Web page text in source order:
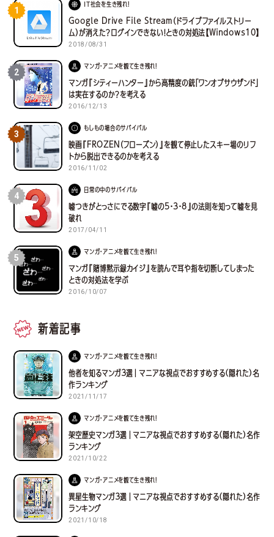
1
IT社会を生き残れ！
Google Drive File Stream（ドライブファイルストリー
ム）が消えた？ログインできない！ときの対処法【Windows10】
2018/08/31
2
マンガ・アニメを観て生き残れ！
マンガ『シティーハンター』から高精度の銃「ワンオブサウザンド」
は実在するのか？を考える
2016/12/13
3
もしもの場合のサバイバル
映画『FROZEN（フローズン）』を観て停止したスキー場のリフ
トから脱出できるのかを考える
2016/11/02
4
日常の中のサバイバル
嘘つきがとっさにでる数字『嘘の5・3・8』の法則を知って嘘を見
破れ
2017/04/11
5
マンガ・アニメを観て生き残れ！
マンガ『賭博黙示録カイジ』を読んで耳や指を切断してしまった
ときの対処法を学ぶ
2016/10/07
新着記事
マンガ・アニメを観て生き残れ！
他者を知るマンガ３選｜マニアな視点でおすすめする(隠れた)名
作ランキング
2021/11/17
マンガ・アニメを観て生き残れ！
架空歴史マンガ３選｜マニアな視点でおすすめする(隠れた)名作
ランキング
2021/10/22
マンガ・アニメを観て生き残れ！
異星生物マンガ３選｜マニアな視点でおすすめする(隠れた)名作
ランキング
2021/10/18